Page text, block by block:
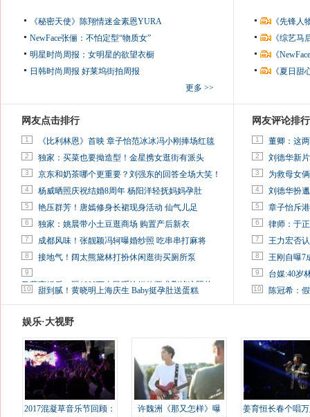
《秘密天使》陈翔情迷金素恩YURA
NewFace张俪：不怕定型“物质女”
明星时尚周报：女明星的欲望衣橱
日韩时尚周报 好莱坞街拍周报
更多 >>
《先锋
《综艺
《
《夏日
网友点击排行
1 《比利林恩》首映 章子怡范冰冰冯小刚捧场红毯
2 独家：买菜也要拗造型！金星携女逛街有派头
3 京东和奶茶哪个更重要？刘强东的回答全场大笑！
4 杨威晒照庆祝结婚8周年 杨阳洋轻抚妈妈孕肚
5 艳压群芳！唐嫣修身长裙现身活动 仙气儿足
6 独家：姚晨带小土豆逛商场 购置产后新衣
7 成都风味！张靓颖冯轲曝婚纱照 吃串串打麻将
8 接地气！阔太熊黛林打扮休闲逛街买厕所泵
9
马蓉离婚后，砸1000万人民币给媒体要求删掉这照片
10 甜到腻！黄晓明上海庆生 Baby挺孕肚送蛋糕
网友评论排行
1 董卿：这
2 刘德华新
3 为救母女
4 刘德华扮
5 章子怡斥
6 律师：于
7 王力宏否
8 王刚自曝7
9 台媒:40岁
10 陈冠希：
娱乐·大视野
2017混凝草音乐节回顾：
许魏洲《那又怎样》曝
姜育恒长春个唱